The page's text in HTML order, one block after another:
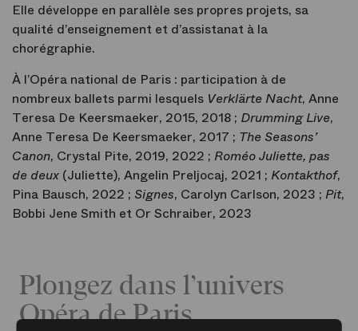
Elle développe en parallèle ses propres projets, sa
qualité d’enseignement et d’assistanat à la
chorégraphie.
À l’Opéra national de Paris : participation à de
nombreux ballets parmi lesquels Verklärte Nacht, Anne
Teresa De Keersmaeker, 2015, 2018 ; Drumming Live,
Anne Teresa De Keersmaeker, 2017 ; The Seasons’
Canon, Crystal Pite, 2019, 2022 ; Roméo Juliette, pas
de deux (Juliette), Angelin Preljocaj, 2021 ; Kontakthof,
Pina Bausch, 2022 ; Signes, Carolyn Carlson, 2023 ; Pit,
Bobbi Jene Smith et Or Schraiber, 2023
Plongez dans l’univers
Opéra de Paris